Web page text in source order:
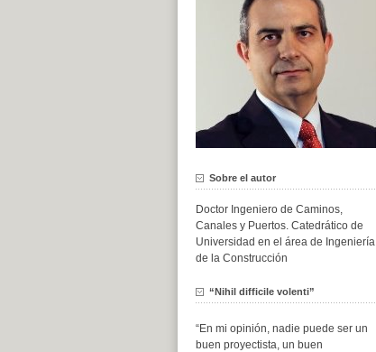
Sobre el autor
Doctor Ingeniero de Caminos,
Canales y Puertos. Catedrático de
Universidad en el área de Ingeniería
de la Construcción
“Nihil difficile volenti”
“En mi opinión, nadie puede ser un
buen proyectista, un buen